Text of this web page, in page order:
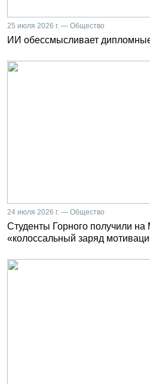
25 июля 2026 г. — Общество
ИИ обессмысливает
24 июля 2026 г. — Общество
Студенты Горного получили на
«колоссальный заряд